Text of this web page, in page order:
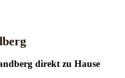
direkt zu Hause